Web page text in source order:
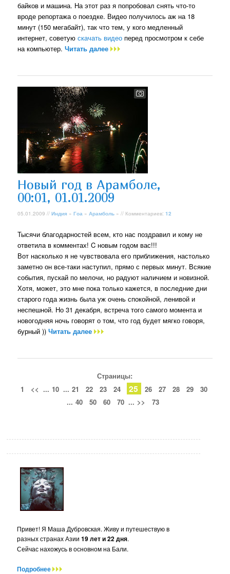
байков и машина. На этот раз я попробовал снять что-то
вроде репортажа о поездке. Видео получилось аж на 18
минут (150 мегабайт), так что тем, у кого медленный
интернет, советуюскачать видео перед просмотром к себе
на компьютер.Читать далее
Новый год в Арамболе,
00:01, 01.01.2009
05.01.2009 //Индия »Гоа »Арамболь » // Комментариев:12
Тысячи благодарностей всем, кто нас поздравил и кому не
ответила в комментах! C новым годом вас!!!
Вот насколько я не чувствовала его приближения, настолько
заметно он все-таки наступил, прямо с первых минут. Всякие
события, пускай по мелочи, но радуют наличием и новизной.
Хотя, может, это мне пока только кажется, в последние дни
старого года жизнь была уж очень спокойной, ленивой и
неспешной. Но 31 декабря, встреча того самого момента и
новогодняя ночь говорят о том, что год будет мягко говоря,
бурный ))Читать далее
Страницы:
1
<< ... 10 ... 21 22 23 24 25 26 27 28 29
30
... 40 50 60 70 ... >> 73
Привет! Я Маша Дубровская. Живу и путешествую в
разных странах Азии19 лет и 22 дня.
Сейчас нахожусь в основном на Бали.
Подробнее